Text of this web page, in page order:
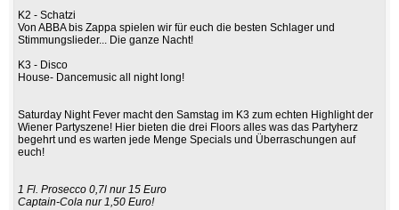
K2 - Schatzi
Von ABBA bis Zappa spielen wir für euch die besten Schlager und
Stimmungslieder... Die ganze Nacht!
K3 - Disco
House- Dancemusic all night long!
Saturday Night Fever macht den Samstag im K3 zum echten Highlight der
Wiener Partyszene! Hier bieten die drei Floors alles was das Partyherz
begehrt und es warten jede Menge Specials und Überraschungen auf
euch!
1 Fl. Prosecco 0,7l nur 15 Euro
Captain-Cola nur 1,50 Euro!